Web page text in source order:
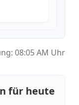
08:05 AM Uhr
für heute